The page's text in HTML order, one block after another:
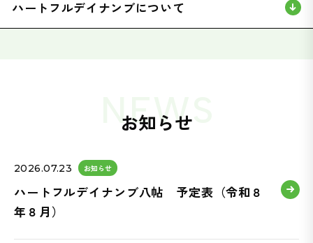
ハートフルデイナンブについて
お知らせ
2026.07.23 お知らせ
ハートフルデイナンブ八帖 予定表（令和８
年８月）
NEWS